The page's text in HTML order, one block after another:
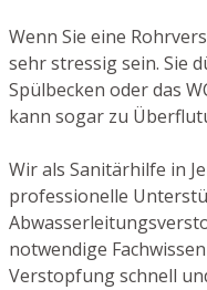
Wenn Sie eine
sehr stressig sein. Sie
Spülbecken oder das
kann sogar zu
Wir als Sanitärhilfe in
professionelle
notwendige
Verstopfung schnell